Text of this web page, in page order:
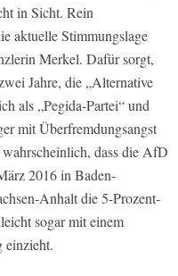
in Sicht. Rein
aktuelle Stimmungslage
Merkel. Dafür sorgt,
Jahre, die „Alternative
als „Pegida-Partei“ und
mit Überfremdungsangst
wahrscheinlich, dass die AfD
2016 in Baden-
Anhalt die 5-Prozent-
sogar mit einem
einzieht.